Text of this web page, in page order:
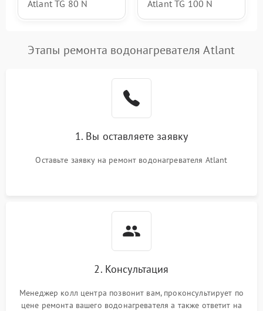
Atlant TG 80 N
Atlant TG 100 N
Этапы ремонта водонагревателя Atlant
1. Вы оставляете заявку
Оставьте заявку на ремонт водонагревателя Atlant
2. Консультация
Менеджер колл центра позвонит вам, проконсультирует по
цене ремонта вашего водонагревателя а также ответит на